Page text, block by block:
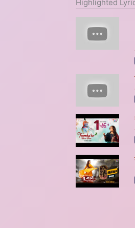
Highlighted